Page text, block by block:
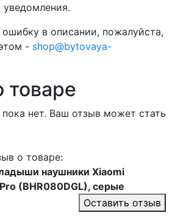
уведомления.
в описании, пожалуйста,
- shop@bytovaya-
нет. Ваш отзыв может стать
о товаре:
наушники Xiaomi
(BHR080DGL), серые
Оставить отзыв